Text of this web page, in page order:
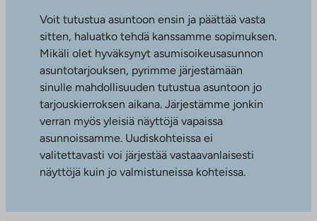
Voit tutustua asuntoon ensin ja päättää vasta
sitten, haluatko tehdä kanssamme sopimuksen.
Mikäli olet hyväksynyt asumisoikeusasunnon
asuntotarjouksen, pyrimme järjestämään
sinulle mahdollisuuden tutustua asuntoon jo
tarjouskierroksen aikana. Järjestämme jonkin
verran myös yleisiä näyttöjä vapaissa
asunnoissamme. Uudiskohteissa ei
valitettavasti voi järjestää vastaavanlaisesti
näyttöjä kuin jo valmistuneissa kohteissa.